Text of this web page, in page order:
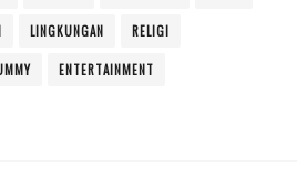
LINGKUNGAN RELIGI
ENTERTAINMENT